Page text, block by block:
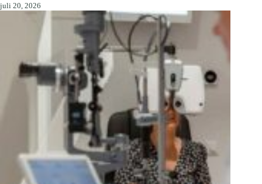
juli 20, 2026